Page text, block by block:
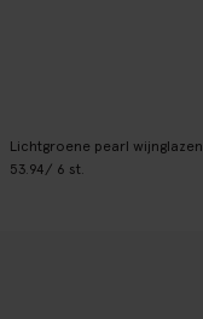
Lichtgroene pearl wijnglazen
53.94 / 6 st.